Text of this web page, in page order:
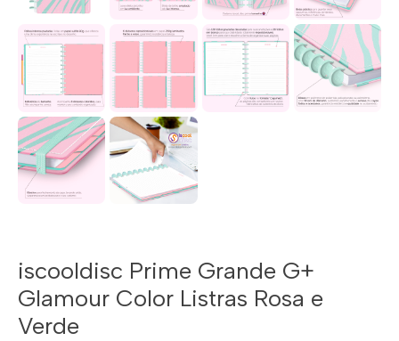
iscooldisc Prime Grande G+
Glamour Color Listras Rosa e
Verde